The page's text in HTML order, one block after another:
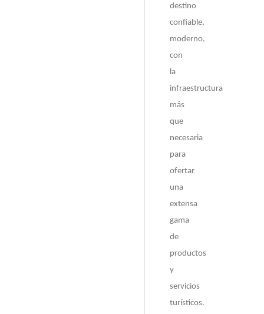
destino
confiable,
moderno,
con
la
infraestructura
más
que
necesaria
para
ofertar
una
extensa
gama
de
productos
y
servicios
turísticos.